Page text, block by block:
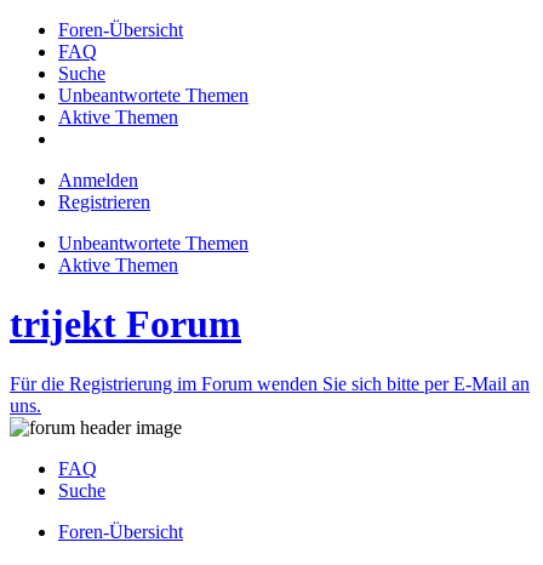
Foren-Übersicht
FAQ
Suche
Unbeantwortete Themen
Aktive Themen
Anmelden
Registrieren
Unbeantwortete Themen
Aktive Themen
trijekt Forum
Für die Registrierung im Forum wenden Sie sich bitte per E-Mail an
uns.
FAQ
Suche
Foren-Übersicht